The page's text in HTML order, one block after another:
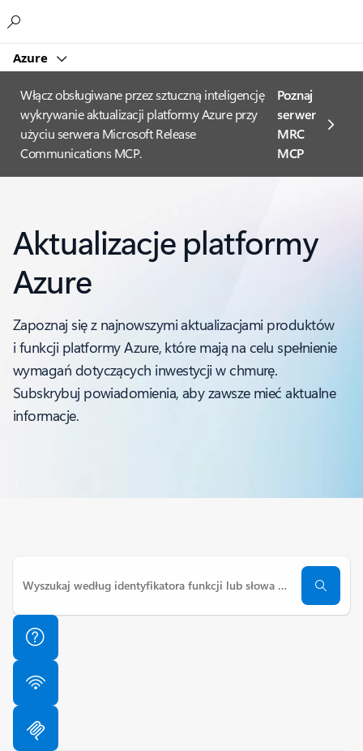
Azure
Włącz obsługiwane przez sztuczną inteligencję
wykrywanie aktualizacji platformy Azure przy
użyciu serwera Microsoft Release
Communications MCP.
Poznaj
serwer
MRC
MCP
Aktualizacje platformy
Azure
Zapoznaj się z najnowszymi aktualizacjami produktów
i funkcji platformy Azure, które mają na celu spełnienie
wymagań dotyczących inwestycji w chmurę.
Subskrybuj powiadomienia, aby zawsze mieć aktualne
informacje.